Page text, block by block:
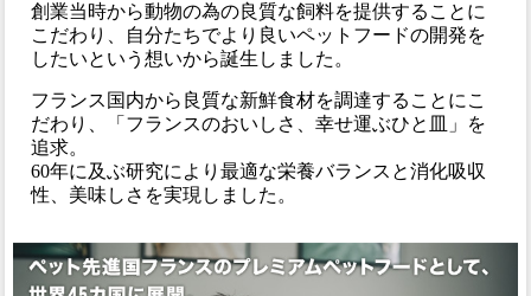
創業当時から動物の為の良質な飼料を提供することに
こだわり、自分たちでより良いペットフードの開発を
したいという想いから誕生しました。
フランス国内から良質な新鮮食材を調達することにこ
だわり、「フランスのおいしさ、幸せ運ぶひと皿」を
追求。
60年に及ぶ研究により最適な栄養バランスと消化吸収
性、美味しさを実現しました。